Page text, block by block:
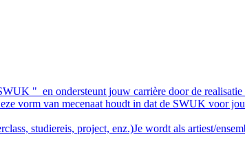
" en ondersteunt jouw carrière door de realisatie
vorm van mecenaat houdt in dat de SWUK voor
studiereis, project, enz.)Je wordt als artiest/